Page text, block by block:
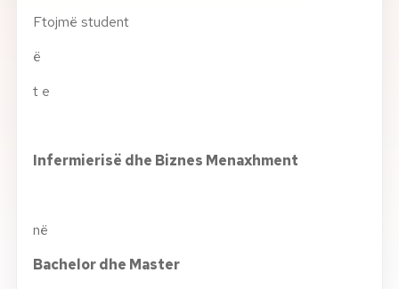
LMS Canvas
Ftojmë student
ë
t e
Infermierisë dhe Biznes Menaxhment
në
Bachelor dhe Master